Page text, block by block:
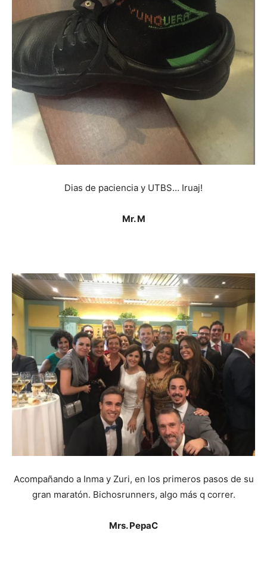
Dias de paciencia y UTBS… Iruaj!
Mr. M
Acompañando a Inma y Zuri, en los primeros pasos de su
gran maratón. Bichosrunners, algo más q correr.
Mrs. PepaC